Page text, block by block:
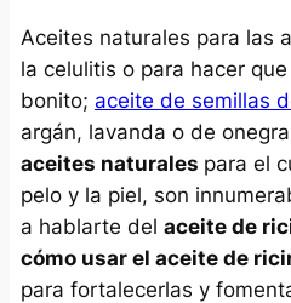
Aceites naturales para las
la celulitis o para hacer
bonito; aceite de semillas
argán, lavanda o de
aceites naturales para el
pelo y la piel, son
a hablarte del aceite de
cómo usar el aceite de
para fortalecerlas y